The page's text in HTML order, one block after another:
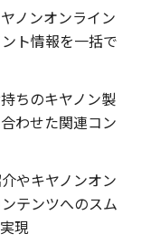
ノンオンライン
ト情報を一括で
ちのキヤノン製
わせた関連コン
やキヤノンオン
テンツへのスム
現